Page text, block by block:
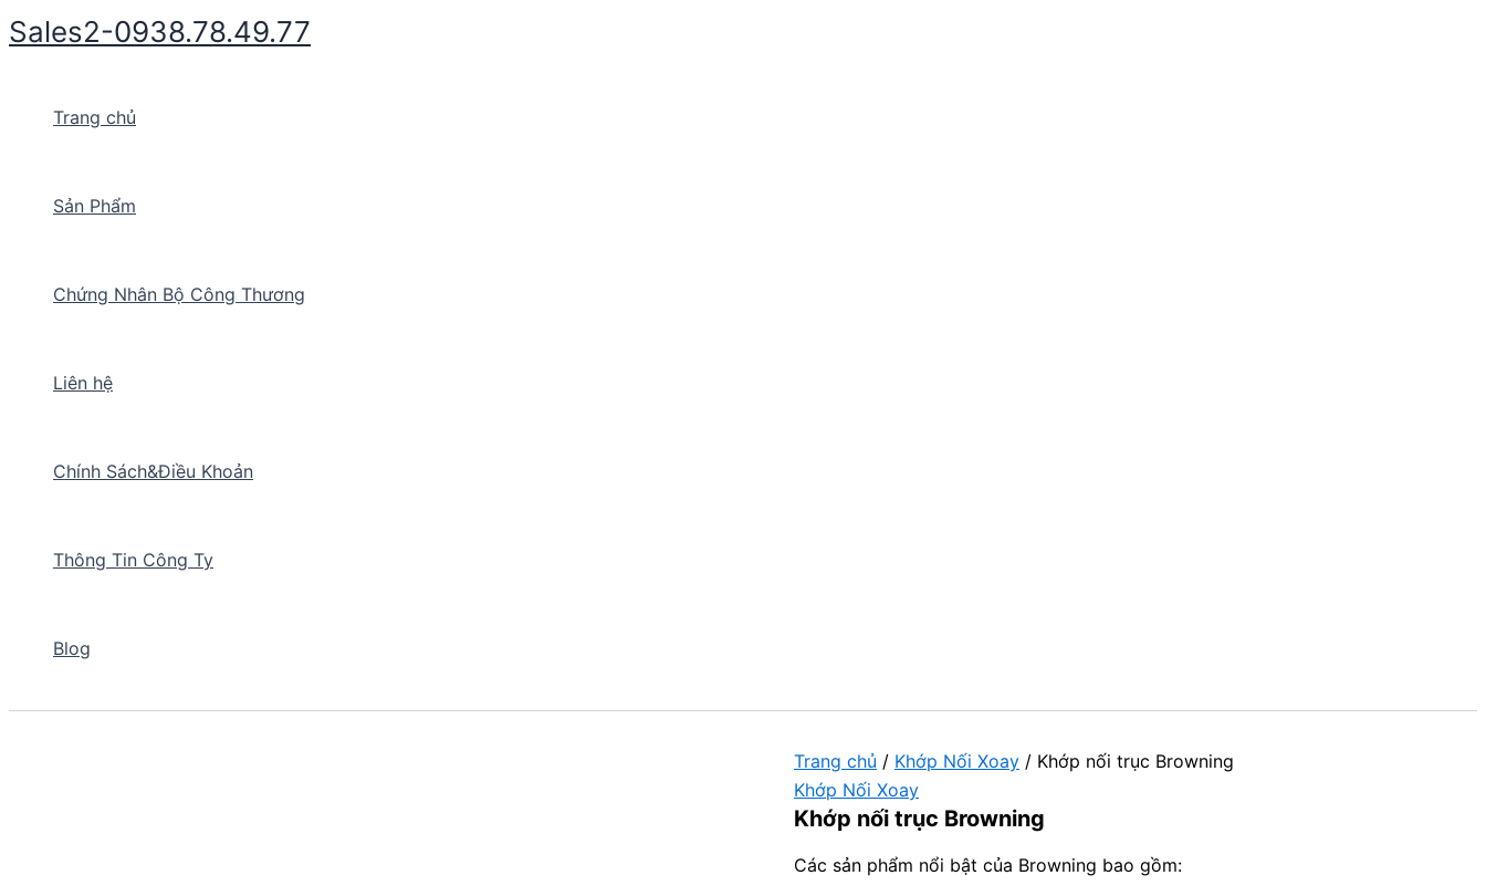
Nhảy
tới
Sales2-0938.78.49.77
Trang chủ
Sản Phẩm
Chứng Nhân Bộ Công Thương
Liên hệ
Chính Sách&Điều Khoản
Thông Tin Công Ty
Blog
Trang chủ / Khớp Nối Xoay / Khớp nối trục Browning
Khớp Nối Xoay
Khớp nối trục Browning
Các sản phẩm nổi bật của Browning bao gồm: